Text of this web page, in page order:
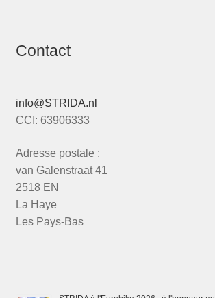
Contact
info@STRIDA.nl
CCI: 63906333
Adresse postale :
van Galenstraat 41
2518 EN
La Haye
Les Pays-Bas